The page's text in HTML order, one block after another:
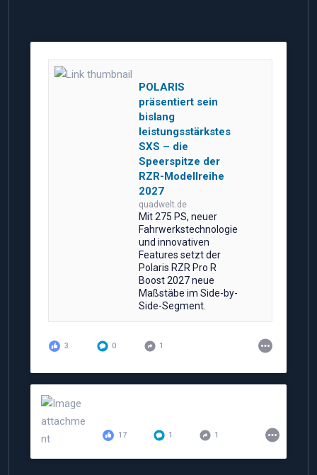
POLARIS
präsentiert sein
bislang
leistungsstärkstes
SXS – die
Speerspitze der
RZR-Modellreihe
2027
quadwelt.de
Mit 275 PS, neuer
Fahrwerkstechnologie
und innovativen
Features setzt der
Polaris RZR Pro R
Boost 2027 neue
Maßstäbe im Side-by-
Side-Segment.
3 0 1
17 1 1